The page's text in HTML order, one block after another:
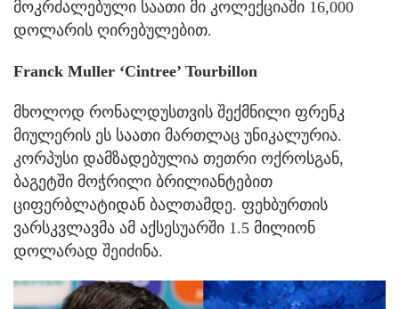
მოკრძალებული საათი მი კოლექციაში 16,000
დოლარის ღირებულებით.
Franck Muller ‘Cintree’ Tourbillon
მხოლოდ რონალდუსთვის შექმნილი ფრენკ
მიულერის ეს საათი მართლაც უნიკალურია.
კორპუსი დამზადებულია თეთრი ოქროსგან,
ბაგეტში მოჭრილი ბრილიანტებით
ციფერბლატიდან ბალთამდე. ფეხბურთის
ვარსკვლავმა ამ აქსესუარში 1.5 მილიონ
დოლარად შეიძინა.